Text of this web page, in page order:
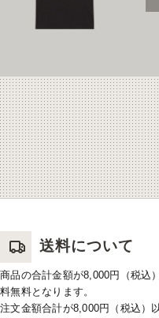
送料について
商品の合計金額が8,000円（税込
料無料となります。
注文金額合計が8,000円（税込）